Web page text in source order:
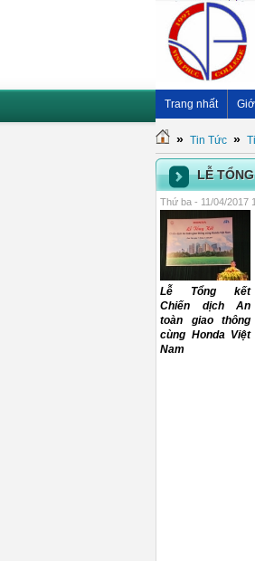
Trang nhất
» Tin Tức »
LỄ
Thứ ba - 11/04/2017
Lễ Tổng kết
Chiến dịch An
toàn giao thông
cùng Honda Việt
Nam